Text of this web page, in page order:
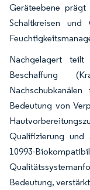
Geräteebene
Schaltkreisen
Nachgelagert
Beschaffung
Bedeutung von
Qualifizierung und
10993-
Bedeutung,